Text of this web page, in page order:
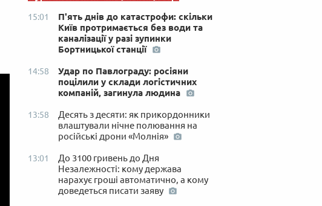
15:01
П'ять днів до катастрофи: скільки
Київ протримається без води та
каналізації у разі зупинки
Бортницької станції
14:58
Удар по Павлограду: росіяни
поцілили у склади логістичних
компаній, загинула людина
13:58
Десять з десяти: як прикордонники
влаштували нічне полювання на
російські дрони «Молнія»
13:01
До 3100 гривень до Дня
Незалежності: кому держава
нарахує гроші автоматично, а кому
доведеться писати заяву